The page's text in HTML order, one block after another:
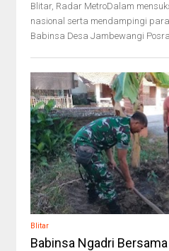
Blitar, Radar MetroDalam
nasional serta mendampingi
Babinsa Desa Jambewangi
Blitar
Babinsa Ngadri